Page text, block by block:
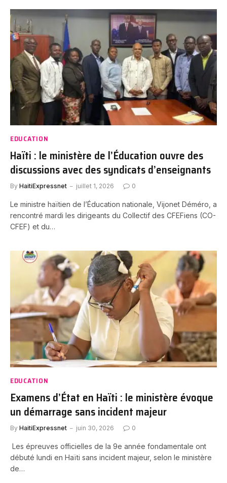
EDUCATION
Haïti : le ministère de l’Éducation ouvre des
discussions avec des syndicats d’enseignants
By HaitiExpressnet juillet 1, 2026 0
Le ministre haïtien de l’Éducation nationale, Vijonet Déméro, a
rencontré mardi les dirigeants du Collectif des CFEFiens (CO-
CFEF) et du…
EDUCATION
Examens d’État en Haïti : le ministère évoque
un démarrage sans incident majeur
By HaitiExpressnet juin 30, 2026 0
Les épreuves officielles de la 9e année fondamentale ont
débuté lundi en Haïti sans incident majeur, selon le ministère
de…